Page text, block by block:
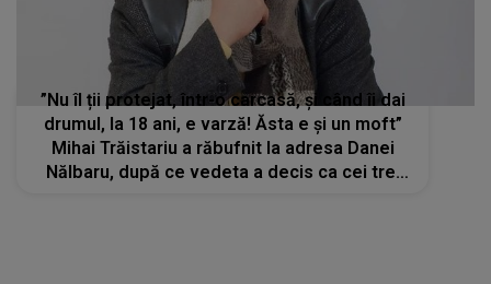
”Nu îl ții protejat, într-o carcasă, și când îi dai
drumul, la 18 ani, e varză! Ăsta e și un moft”
Mihai Trăistariu a răbufnit la adresa Danei
Nălbaru, după ce vedeta a decis ca cei trei